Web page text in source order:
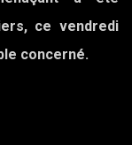
ce vendredi
concerné.